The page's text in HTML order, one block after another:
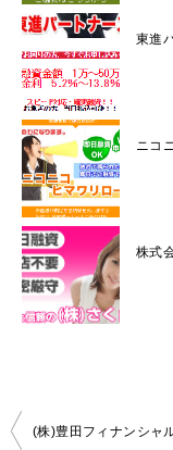
東進
ニコ
株式
投